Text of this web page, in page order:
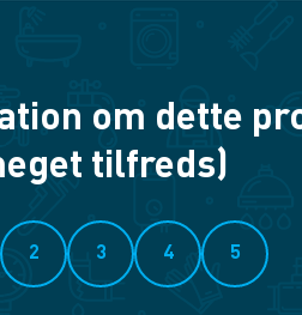
om dette
tilfreds)
2 3 4 5